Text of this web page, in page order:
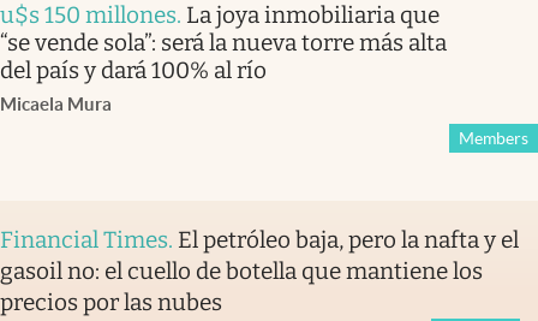
u$s 150 millones. La joya inmobiliaria que
“se vende sola”: será la nueva torre más alta
del país y dará 100% al río
Micaela Mura
Members
Financial Times. El petróleo baja, pero la nafta y el
gasoil no: el cuello de botella que mantiene los
precios por las nubes